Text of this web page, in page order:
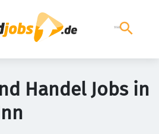
Handel Jobs in